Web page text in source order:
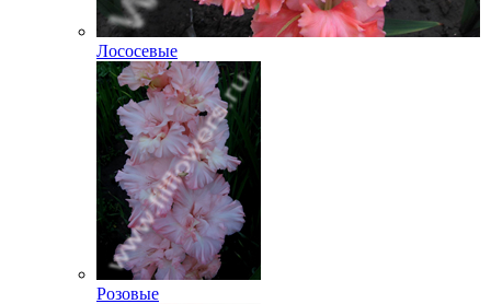
Лососевые
Розовые